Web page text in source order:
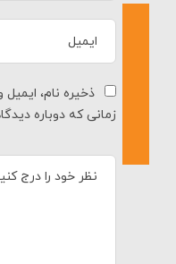
ذخیره نام،
زمانی که دوباره